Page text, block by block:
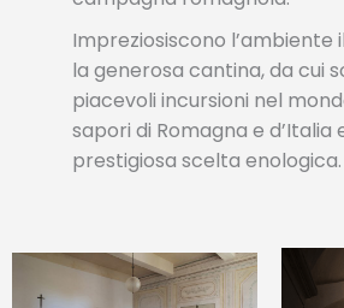
Impreziosiscono l’ambiente
la generosa cantina, da cui
piacevoli incursioni nel
sapori di Romagna e d’Italia
prestigiosa scelta enologica.